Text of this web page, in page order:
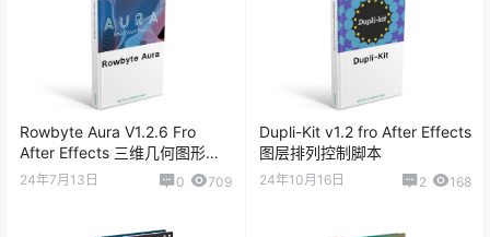
Rowbyte Aura V1.2.6 Fro
After Effects 三维几何图形线
条动画插件
24年7月13日 0 709
Dupli-Kit v1.2 fro After Effects
图层排列控制脚本
24年10月16日 2 168